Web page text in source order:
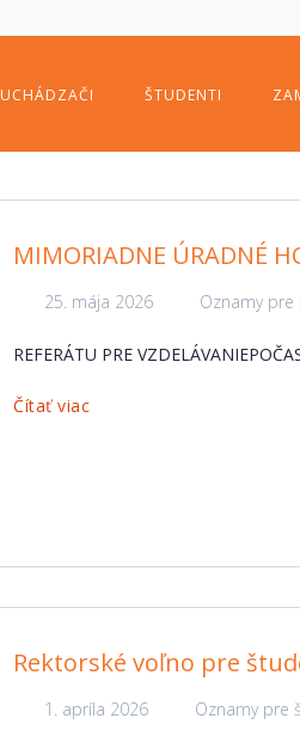
UCHÁDZAČI ŠTUDENTI
MIMORIADNE ÚRADNÉ
25. mája 2026 Oznamy
REFERÁTU PRE
Čítať viac
Rektorské voľno pre
1. apríla 2026 Oznamy pre